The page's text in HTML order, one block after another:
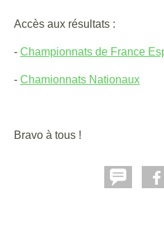
Accès aux résultats :
- Championnats de France
- Chamionnats Nationaux
Bravo à tous !